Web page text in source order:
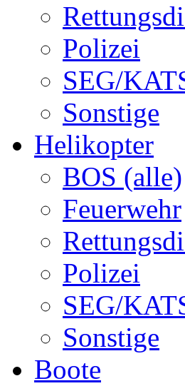
Polizei
SEG/
Sonstige
Helikopter
BOS (alle)
Feuerwehr
Polizei
SEG/
Sonstige
Boote